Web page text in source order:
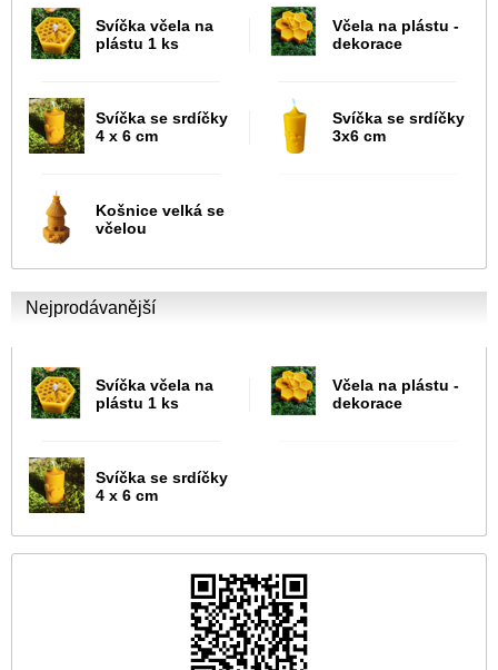
Svíčka včela na
plástu 1 ks
Včela na plástu -
dekorace
Svíčka se srdíčky
4 x 6 cm
Svíčka se srdíčky
3x6 cm
Košnice velká se
včelou
Nejprodávanější
Svíčka včela na
plástu 1 ks
Včela na plástu -
dekorace
Svíčka se srdíčky
4 x 6 cm